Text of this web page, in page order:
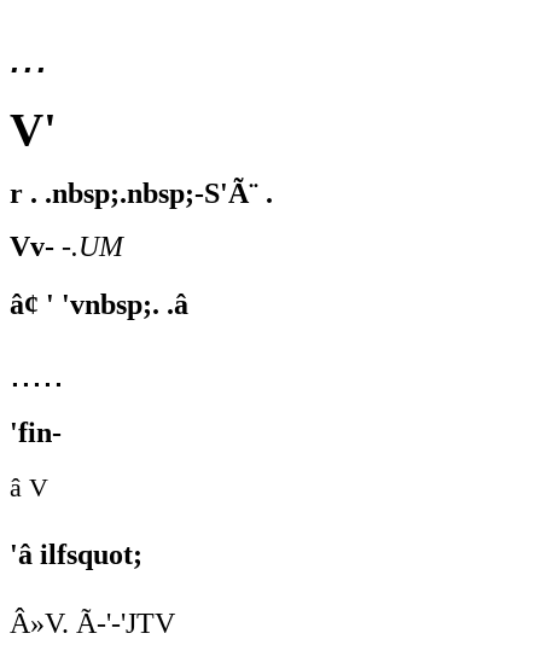
...
V'
r . .nbsp;.nbsp;-S'Ã¨ .
Vv- -.UM
â¢ ' 'vnbsp;. .â
.....
'fin-
â V
'â ilfsquot;
Â»V. Ã-'-'JTV